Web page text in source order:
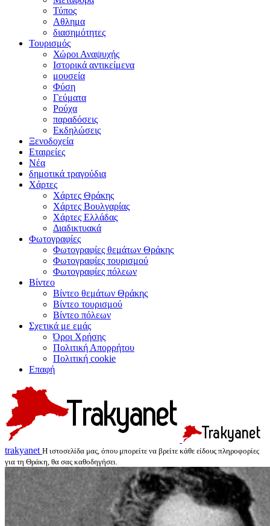
Τύπος
Αθλημα
διασημότητες
Τουρισμός
Χώροι Αναψυχής
Ιστορικά αντικείμενα
μουσεία
Φύση
Γεύματα
Ρούχα
παραδόσεις
Εκδηλώσεις
Ξενοδοχεία
Εταιρείες
Νέα
δημοτικά τραγούδια
Χάρτες
Χάρτες Θράκης
Χάρτες Βουλγαρίας
Χάρτες Ελλάδας
Διαδικτυακά
Φωτογραφίες
Φωτογραφίες θεμάτων Θράκης
Φωτογραφίες τουρισμού
Φωτογραφίες πόλεων
Βίντεο
Βίντεο θεμάτων Θράκης
Βίντεο τουρισμού
Βίντεο πόλεων
Σχετικά με εμάς
Όροι Χρήσης
Πολιτική Απορρήτου
Πολιτική cookie
Επαφή
trakyanet Η ιστοσελίδα μας, όπου μπορείτε να βρείτε κάθε είδους πληροφορίες
για τη Θράκη, θα σας καθοδηγήσει.